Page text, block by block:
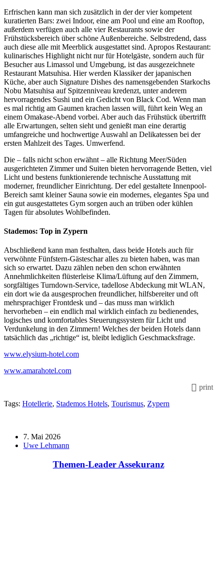
Erfrischen kann man sich zusätzlich in der der vier kompetent
kuratierten Bars: zwei Indoor, eine am Pool und eine am Rooftop,
außerdem verfügen auch alle vier Restaurants sowie der
Frühstücksbereich über schöne Außenbereiche. Selbstredend, dass
auch diese alle mit Meerblick ausgestattet sind. Apropos Restaurant:
kulinarisches Highlight nicht nur für Hotelgäste, sondern auch für
Besucher aus Limassol und Umgebung, ist das ausgezeichnete
Restaurant Matsuhisa. Hier werden Klassiker der japanischen
Küche, aber auch Signature Dishes des namensgebenden Starkochs
Nobu Matsuhisa auf Spitzenniveau kredenzt, unter anderem
hervorragendes Sushi und ein Gedicht von Black Cod. Wenn man
es mal richtig am Gaumen krachen lassen will, führt kein Weg an
einem Omakase-Abend vorbei. Aber auch das Frühstück übertrifft
alle Erwartungen, selten sieht und genießt man eine derartig
umfangreiche und hochwertige Auswahl an Delikatessen bei der
ersten Mahlzeit des Tages. Umwerfend.
Die – falls nicht schon erwähnt – alle Richtung Meer/Süden
ausgerichteten Zimmer und Suiten bieten hervorragende Betten, viel
Licht und bestens funktionierende technische Ausstattung mit
moderner, freundlicher Einrichtung. Der edel gestaltete Innenpool-
Bereich samt kleiner Sauna sowie ein modernes, elegantes Spa und
ein gut ausgestattetes Gym sorgen auch an trüben oder kühlen
Tagen für absolutes Wohlbefinden.
Stademos: Top in Zypern
Abschließend kann man festhalten, dass beide Hotels auch für
verwöhnte Fünfstern-Gästeschar alles zu bieten haben, was man
sich so erwartet. Dazu zählen neben den schon erwähnten
Annehmlichkeiten flüsterleise Klima/Lüftung auf den Zimmern,
sorgfältiges Turndown-Service, tadellose Abdeckung mit WLAN,
ein dort wie da ausgesprochen freundlicher, hilfsbereiter und oft
mehrsprachiger Frontdesk und – das muss man wirklich
hervorheben – ein endlich mal wirklich einfach zu bedienendes,
logisches und komfortables Steuerungssystem für Licht und
Verdunkelung in den Zimmern! Welches der beiden Hotels dann
tatsächlich das „richtige“ ist, bleibt lediglich Geschmacksfrage.
www.elysium-hotel.com
www.amarahotel.com
print
Tags: Hotellerie, Stademos Hotels, Tourismus, Zypern
7. Mai 2026
Uwe Lehmann
Themen-Leader Assekuranz